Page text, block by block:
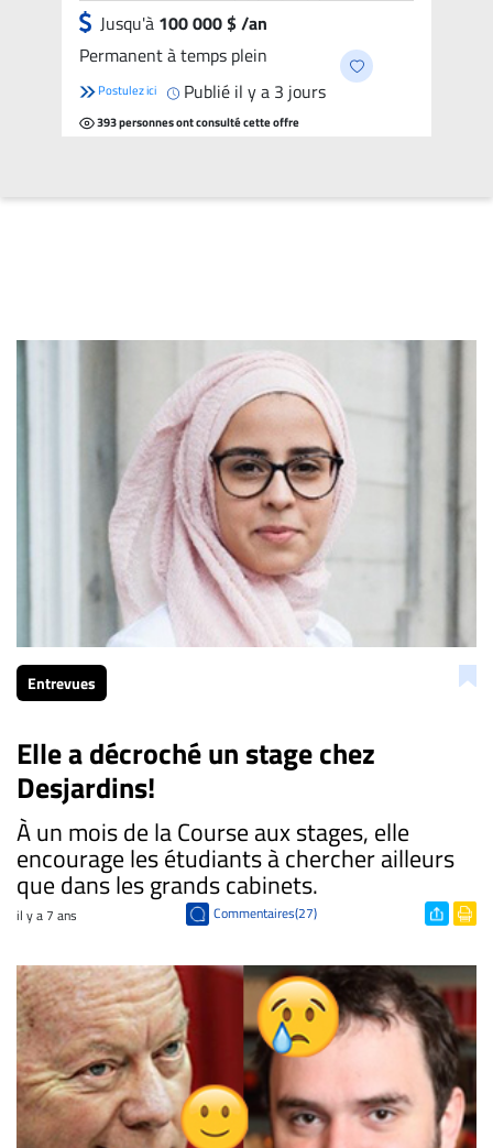
experience) - from 100k
per year
Jusqu'à 100 000 $ /an
Permanent à temps plein
Postulez ici Publié il y a 3 jours
393 personnes ont consulté cette offre
Entrevues
Elle a décroché un stage chez
Desjardins!
À un mois de la Course aux stages, elle
encourage les étudiants à chercher ailleurs
que dans les grands cabinets.
il y a 7 ans Commentaires(27)